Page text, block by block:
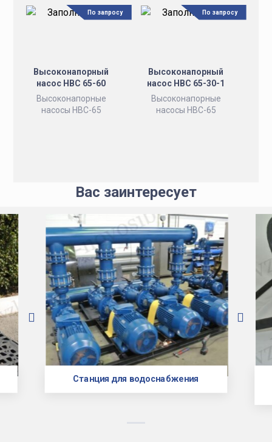
Высоконапорный
насос НВС 65-60
Высоконапорные
насосы НВС-65
По запросу
Высоконапорный
насос НВС 65-30-1
Высоконапорные
насосы НВС-65
По запросу
Вас заинтересует
Станция для водоснабжения